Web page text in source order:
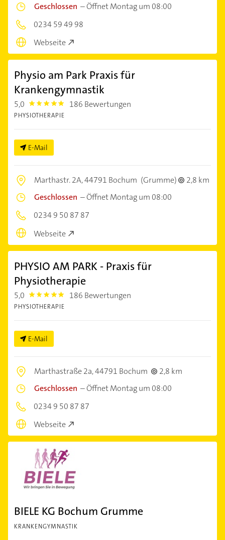
Geschlossen –Öffnet Montag um 08:00
0234 59 49 98
Webseite
Physio am Park Praxis für
Krankengymnastik
5,0 5.0 186 Bewertungen
PHYSIOTHERAPIE
E-Mail
Marthastr. 2A,44791 Bochum (Grumme)
2,8 km
Geschlossen –Öffnet Montag um 08:00
0234 9 50 87 87
Webseite
PHYSIO AM PARK - Praxis für
Physiotherapie
5,0 5.0 186 Bewertungen
PHYSIOTHERAPIE
E-Mail
Marthastraße 2a,44791 Bochum
2,8 km
Geschlossen –Öffnet Montag um 08:00
0234 9 50 87 87
Webseite
BIELE KG Bochum Grumme
KRANKENGYMNASTIK